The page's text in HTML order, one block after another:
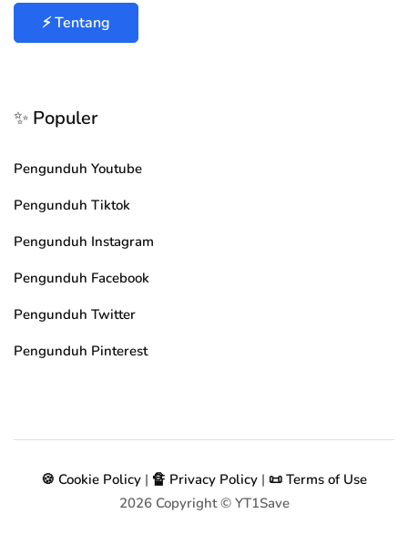
⚡ Tentang
✨ Populer
Pengunduh Youtube
Pengunduh Tiktok
Pengunduh Instagram
Pengunduh Facebook
Pengunduh Twitter
Pengunduh Pinterest
🍪 Cookie Policy | 🔏 Privacy Policy | 📜 Terms of Use
2026Copyright © YT1Save